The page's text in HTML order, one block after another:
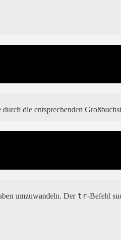
durch die entsprechenden
umzuwandeln. Der tr-Befehl